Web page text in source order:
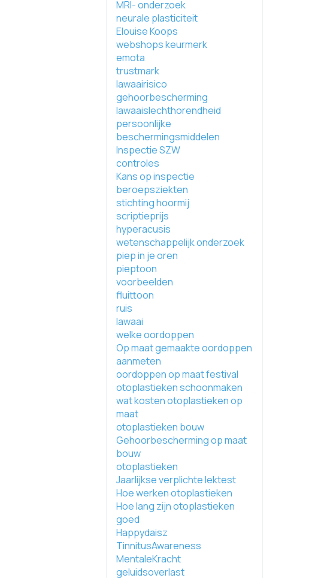
MRI- onderzoek
neurale plasticiteit
Elouise Koops
webshops keurmerk
emota
trustmark
lawaairisico
gehoorbescherming
lawaaislechthorendheid
persoonlijke
beschermingsmiddelen
Inspectie SZW
controles
Kans op inspectie
beroepsziekten
stichting hoormij
scriptieprijs
hyperacusis
wetenschappelijk onderzoek
piep in je oren
pieptoon
voorbeelden
fluittoon
ruis
lawaai
welke oordoppen
Op maat gemaakte oordoppen
aanmeten
oordoppen op maat festival
otoplastieken schoonmaken
wat kosten otoplastieken op
maat
otoplastieken bouw
Gehoorbescherming op maat
bouw
otoplastieken
Jaarlijkse verplichte lektest
Hoe werken otoplastieken
Hoe lang zijn otoplastieken
goed
Happydaisz
TinnitusAwareness
MentaleKracht
geluidsoverlast